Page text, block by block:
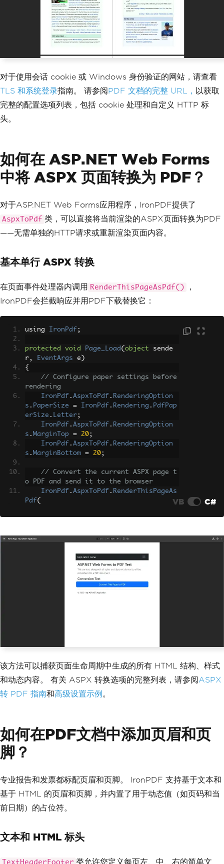
对于使用会话 cookie 或 Windows 身份验证的网站，请查看
TLS 和系统登录指南。 请参阅PDF 文档的完整 URL， 以获取
完整的配置选项列表，包括 cookie 处理和自定义 HTTP 标
头。
如何在 ASP.NET Web Forms
中将 ASPX 页面转换为 PDF？
对于ASP.NET Web Forms应用程序，IronPDF提供了
AspxToPdf 类，可以直接将当前渲染的ASPX页面转换为PDF
——无需单独的HTTP请求或重新渲染页面内容。
基本单行 ASPX 转换
在页面事件处理器内调用 RenderThisPageAsPdf()
，
IronPDF会拦截响应并用PDF下载替换它：
using IronPdf ;
protected void Page_Load ( object sende
r , EventArgs e )
{
// Configure paper settings before
rendering
IronPdf . AspxToPdf . RenderingOption
s . PaperSize = IronPdf . Rendering . PdfPap
erSize . Letter ;
IronPdf . AspxToPdf . RenderingOption
s . MarginTop = 20;
IronPdf . AspxToPdf . RenderingOption
s . MarginBottom = 20;
// Convert the current ASPX page t
o PDF and send it to the browser
IronPdf . AspxToPdf . RenderThisPageAs
Pdf(
oString
"yyyy-MM-dd" ) +
".pdf"
VB C#
该方法可以捕获页面生命周期中生成的所有 HTML 结构、样式
和动态内容。 有关 ASPX 转换选项的完整列表，请参阅ASPX
转 PDF 指南和高级设置示例 。
如何在PDF文档中添加页眉和页
脚？
专业报告和发票都标配页眉和页脚。 IronPDF 支持基于文本和
基于 HTML 的页眉和页脚，并内置了用于动态值（如页码和当
前日期）的占位符。
文本和 HTML 标头
TextHeaderFooter 类允许您定义每页左、中、右的简单文